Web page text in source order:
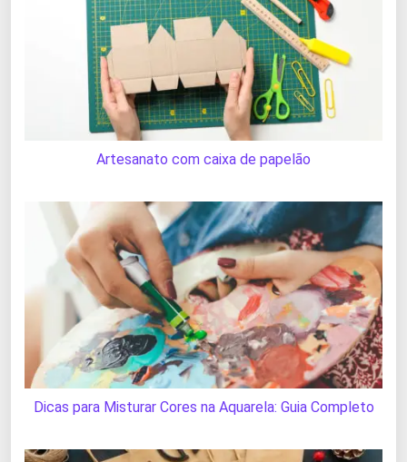
Artesanato com caixa de papelão
Dicas para Misturar Cores na Aquarela: Guia Completo